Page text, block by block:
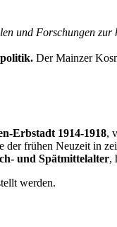
und Forschungen zur
Der Mainzer
Erbstadt 1914-1918,
der frühen Neuzeit in
und Spätmittelalter,
werden.